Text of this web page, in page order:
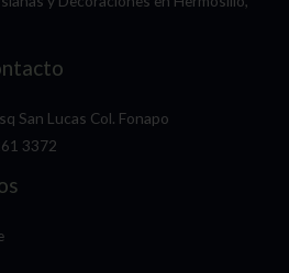
San Lucas Col. Fonapo
3372